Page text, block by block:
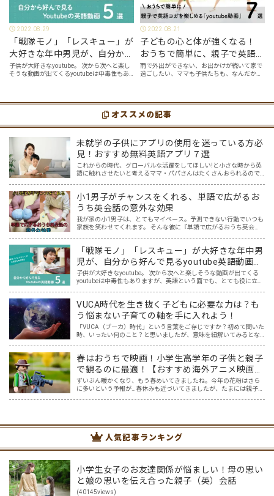
2022.08.29
「戦隊モノ」「レスキュー」が
大好きな年中男児が、自分から
好んで見るyoutube英語動画５
選
子供が大好きなyoutube。 次から次へと楽し
そうな動画が出てくるyoutubeは中毒性もあ
youtubeやゲーム、アプリだ…
2022.08.21
子どもの心と体が強くなる！
おうちで簡単に、親子で英語ヨ
ガを楽しめる「youtube動画」
７選
雨で外出ができない、お出かけが続いて家で
過ごしたい、ママも子供たちも、なんだか疲
スメの「youtube動画」を紹介します…
オススメの記事
未就学の子供にアプリの使用を迷っている方必
見！おすすめ無料英語アプリ７選
これからの時代、グローバルな活躍をしてほしい!と小さな時から英
語に触れさせたいと考えるママ・パパさんはたくさんおられるので
小1男子がチャンスをくれる、単語で広がるお
うち英会話の意外な効果
我が家の小1男子は、とてもマイペース。予測できない行動でいつも
家族を笑わせてくれます。 そんな彼に『単語で広がるおうち英会
「戦隊モノ」「レスキュー」が大好きな年中男
児が、自分から好んで見るyoutube英語動画５
選
子供が大好きなyoutube。 次から次へと楽しそうな動画が出てくる
youtubeは中毒性もありますが、英語という面でも、とても役に立つ
VUCA時代を生き抜く子どもに必要な力は？も
う悩まない子育ての軸を手に入れよう！
「VUCA（ブーカ）時代」という言葉をご存じですか？初めて聞いた
時、いったい何のこと？と思いましたが、意味を紐解いてみるとな
春はおうちで映画！小学生高学年の子供と親子
で観るのに最適！【おすすめ海外アニメ映画５
選】
ずいぶん暖かくなり、もう春めいてきましたね。今年の花粉はさら
に多いという予報が…春休みも近づいてきましたが、たまには親子で
人気記事ランキング
小学生女子のお友達関係が悩ましい！母の思い
と娘の思いを伝え合った親子（英）会話
(40145views)